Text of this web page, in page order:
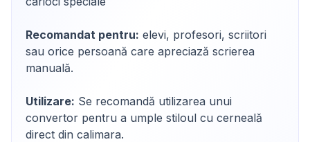
Recomandat pentru: elevi, profesori, scriitori
sau orice persoană care apreciază scrierea
manuală.
Utilizare: Se recomandă utilizarea unui
convertor pentru a umple stiloul cu cerneală
direct din calimara.